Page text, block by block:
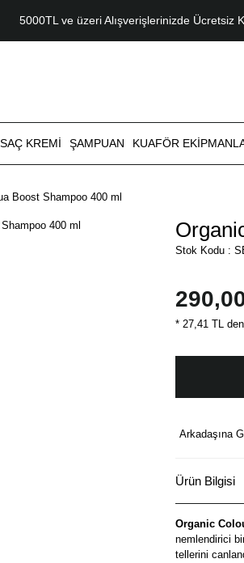
5000TL ve üzeri Alışverişlerinizde Ücretsiz
SAÇ KREMI ŞAMPUAN KUAFÖR
Boost Shampoo 400 ml
Stok Kodu :
* 27,41 TL
Arkadaşına
Ürün Bilgisi
Organic
nemlendirici
tellerini